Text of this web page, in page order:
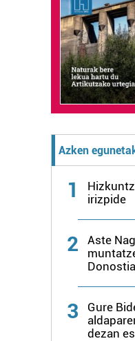
Azken
1
irizpide
2
Aste
3
Gure
dezan